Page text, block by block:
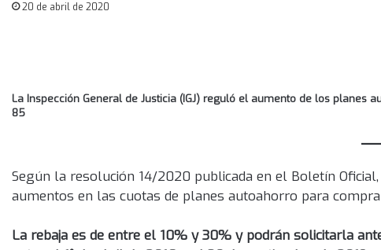
20 de abril de 2020
La Inspección General de Justicia (IGJ) reguló el aumento de los planes
85
Según la resolución 14/2020 publicada en el Boletín
aumentos en las cuotas de planes autoahorro para
La rebaja es de entre el 10% y 30% y podrán solicitarla